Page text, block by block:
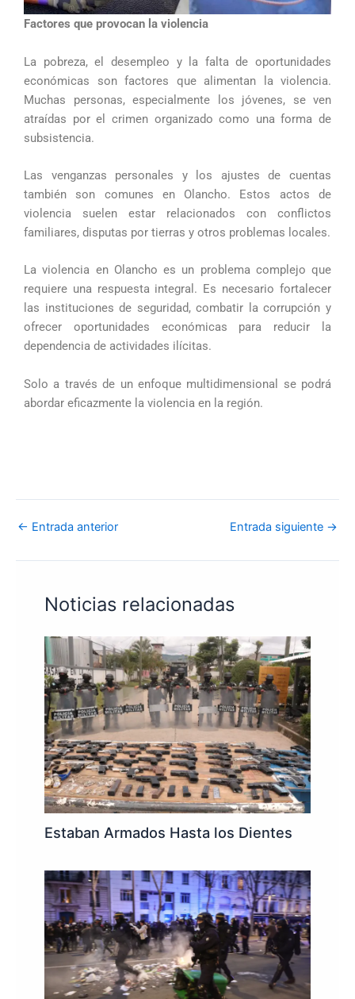
Factores que provocan la violencia
La pobreza, el desempleo y la falta de oportunidades
económicas son factores que alimentan la violencia.
Muchas personas, especialmente los jóvenes, se ven
atraídas por el crimen organizado como una forma de
subsistencia.
Las venganzas personales y los ajustes de cuentas
también son comunes en Olancho. Estos actos de
violencia suelen estar relacionados con conflictos
familiares, disputas por tierras y otros problemas locales.
La violencia en Olancho es un problema complejo que
requiere una respuesta integral. Es necesario fortalecer
las instituciones de seguridad, combatir la corrupción y
ofrecer oportunidades económicas para reducir la
dependencia de actividades ilícitas.
Solo a través de un enfoque multidimensional se podrá
abordar eficazmente la violencia en la región.
← Entrada anterior Entrada siguiente →
Noticias relacionadas
Estaban Armados Hasta los Dientes